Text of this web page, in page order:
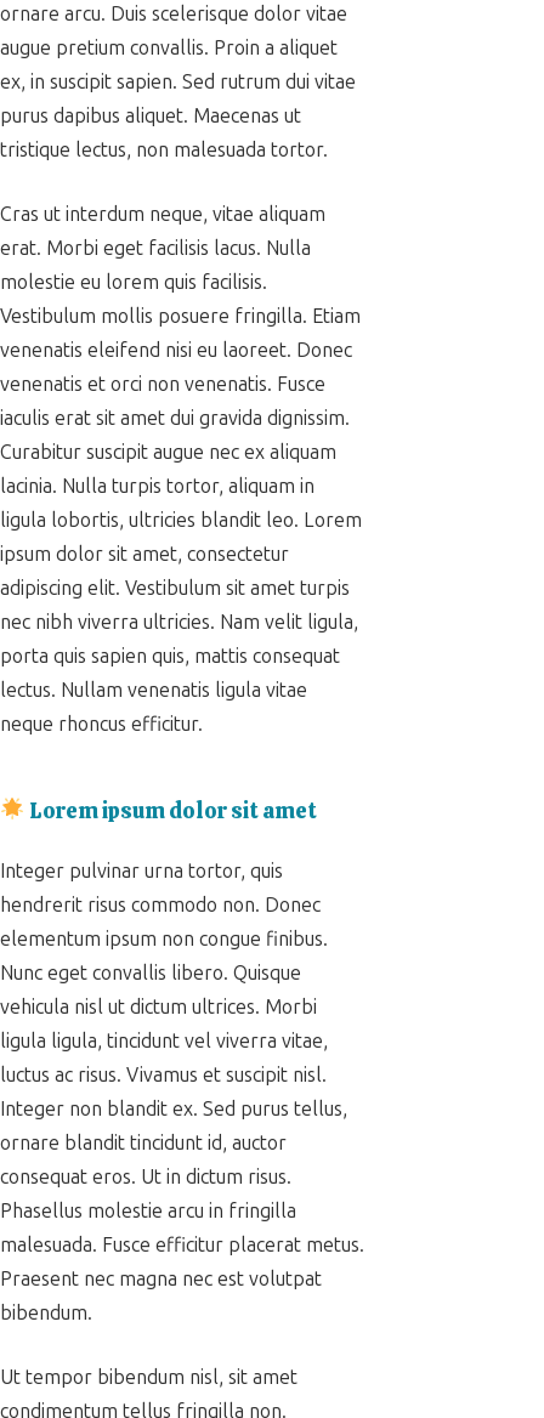
ornare arcu. Duis scelerisque dolor vitae
augue pretium convallis. Proin a aliquet
ex, in suscipit sapien. Sed rutrum dui vitae
purus dapibus aliquet. Maecenas ut
tristique lectus, non malesuada tortor.
Cras ut interdum neque, vitae aliquam
erat. Morbi eget facilisis lacus. Nulla
molestie eu lorem quis facilisis.
Vestibulum mollis posuere fringilla. Etiam
venenatis eleifend nisi eu laoreet. Donec
venenatis et orci non venenatis. Fusce
iaculis erat sit amet dui gravida dignissim.
Curabitur suscipit augue nec ex aliquam
lacinia. Nulla turpis tortor, aliquam in
ligula lobortis, ultricies blandit leo. Lorem
ipsum dolor sit amet, consectetur
adipiscing elit. Vestibulum sit amet turpis
nec nibh viverra ultricies. Nam velit ligula,
porta quis sapien quis, mattis consequat
lectus. Nullam venenatis ligula vitae
neque rhoncus efficitur.
Lorem ipsum dolor sit amet
Integer pulvinar urna tortor, quis
hendrerit risus commodo non. Donec
elementum ipsum non congue finibus.
Nunc eget convallis libero. Quisque
vehicula nisl ut dictum ultrices. Morbi
ligula ligula, tincidunt vel viverra vitae,
luctus ac risus. Vivamus et suscipit nisl.
Integer non blandit ex. Sed purus tellus,
ornare blandit tincidunt id, auctor
consequat eros. Ut in dictum risus.
Phasellus molestie arcu in fringilla
malesuada. Fusce efficitur placerat metus.
Praesent nec magna nec est volutpat
bibendum.
Ut tempor bibendum nisl, sit amet
condimentum tellus fringilla non.